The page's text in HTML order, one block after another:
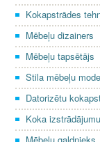
Kokapstrādes
Mēbeļu dizainers
Mēbeļu tapsētājs
Stila mēbeļu
Datorizētu
Koka